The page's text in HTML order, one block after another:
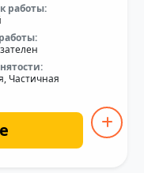
работы:
Частичная